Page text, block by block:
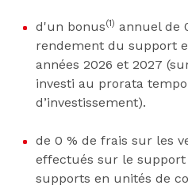
d'un bonus(1) annuel de
rendement du support
années 2026 et 2027
investi au prorata
d’investissement).
de 0 % de frais sur les
effectués sur le support
supports en unités de